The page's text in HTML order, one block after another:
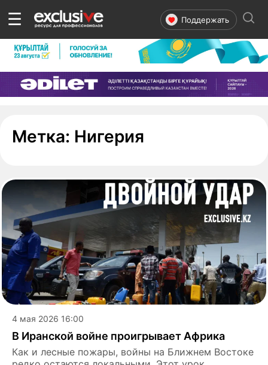
☰ Поддержать
Метка: Нигерия
4 мая 2026 16:00
В Иранской войне проигрывает Африка
Как и лесные пожары, войны на Ближнем Востоке